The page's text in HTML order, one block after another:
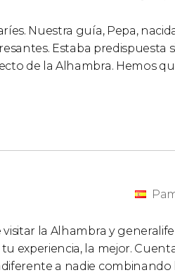
Nuestra guía, Pepa,
Estaba predispuesta
de la Alhambra. Hemos
la Alhambra y generalife
experiencia, la mejor.
a nadie combinando